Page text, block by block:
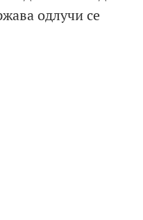
одлучи се